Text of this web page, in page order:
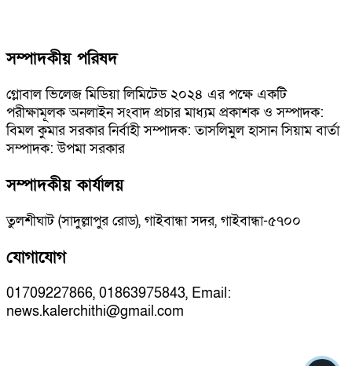
সম্পাদকীয় পরিষদ
গ্লোবাল ভিলেজ মিডিয়া লিমিটেড ২০২৪ এর পক্ষে একটি
পরীক্ষামূলক অনলাইন সংবাদ প্রচার মাধ্যম প্রকাশক ও সম্পাদক:
বিমল কুমার সরকার নির্বাহী সম্পাদক: তাসলিমুল হাসান সিয়াম বার্তা
সম্পাদক: উপমা সরকার
সম্পাদকীয় কার্যালয়
তুলশীঘাট (সাদুল্লাপুর রোড), গাইবান্ধা সদর, গাইবান্ধা-৫৭০০
যোগাযোগ
01709227866, 01863975843, Email:
news.kalerchithi@gmail.com